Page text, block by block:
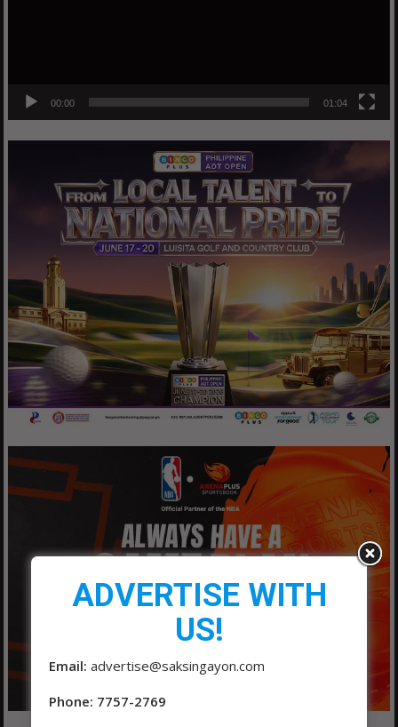
00:00 01:04
ADVERTISE WITH
US!
Email: advertise@saksingayon.com
Phone: 7757-2769